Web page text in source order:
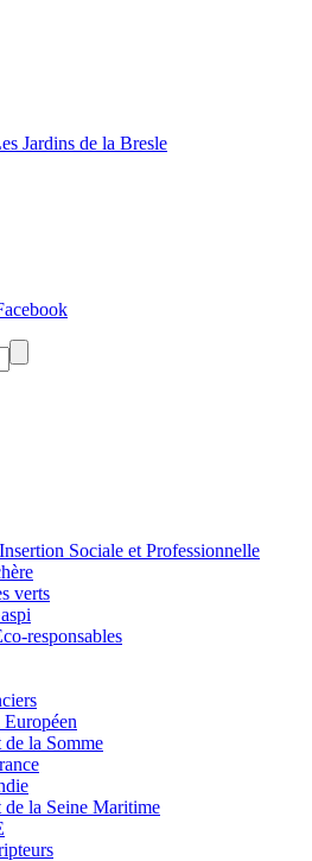
Jardins de la Bresle
Sociale et Professionnelle
verts
responsables
de la Somme
de la Seine Maritime